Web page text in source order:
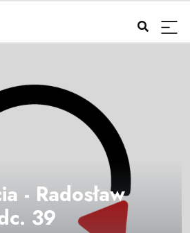
- Radosław
39